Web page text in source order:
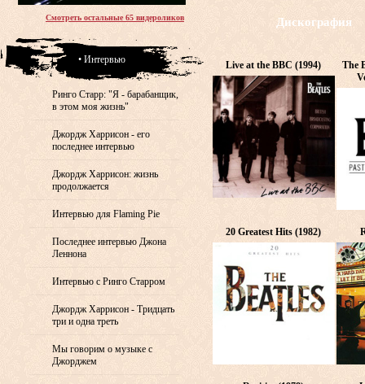
Дискография
Live at the BBC (1994)
The
20 Greatest Hits (1982)
Смотреть остальные 65 видероликов
• Интервью
Ринго Старр: "Я - барабанщик,
в этом моя жизнь"
Джордж Харрисон - его
последнее интервью
Джордж Харрисон: жизнь
продолжается
Интервью для Flaming Pie
Последнее интервью Джона
Леннона
Интервью с Ринго Старром
Джордж Харрисон - Тридцать
три и одна треть
Мы говорим о музыке с
Джорджем